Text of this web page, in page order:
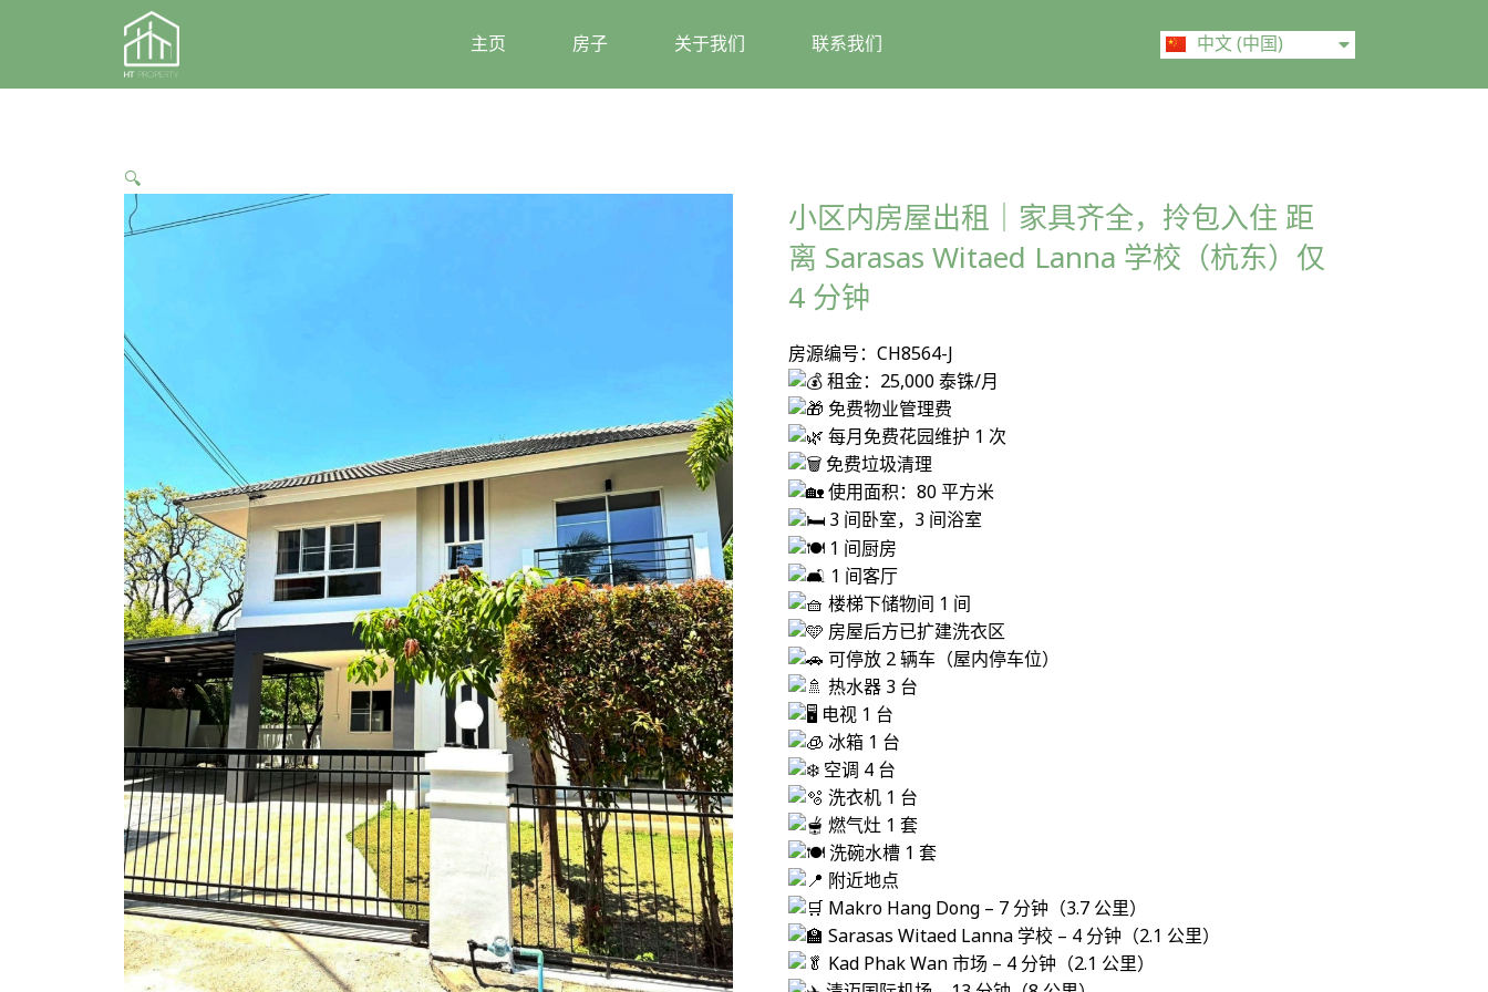
主页 房子 关于我们 联系我们 中文 (中国)
English
🔍
小区内房屋出租｜家具齐全，拎包入住 距
离 Sarasas Witaed Lanna 学校（杭东）仅
4 分钟
房源编号：CH8564-J
租金：25,000 泰铢/月
免费物业管理费
每月免费花园维护 1 次
免费垃圾清理
使用面积：80 平方米
3 间卧室，3 间浴室
1 间厨房
1 间客厅
楼梯下储物间 1 间
房屋后方已扩建洗衣区
可停放 2 辆车（屋内停车位）
热水器 3 台
电视 1 台
冰箱 1 台
空调 4 台
洗衣机 1 台
燃气灶 1 套
洗碗水槽 1 套
附近地点
Makro Hang Dong – 7 分钟（3.7 公里）
Sarasas Witaed Lanna 学校 – 4 分钟（2.1 公里）
Kad Phak Wan 市场 – 4 分钟（2.1 公里）